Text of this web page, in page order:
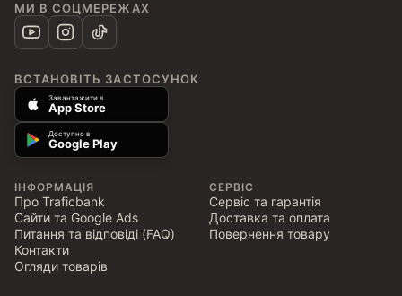
МИ В СОЦМЕРЕЖАХ
ВСТАНОВІТЬ ЗАСТОСУНОК
Завантажити в
App Store
Доступно в
Google Play
ІНФОРМАЦІЯ
Про Traficbank
Сайти та Google Ads
Питання та відповіді (FAQ)
Контакти
Огляди товарів
СЕРВІС
Сервіс та гарантія
Доставка та оплата
Повернення товару